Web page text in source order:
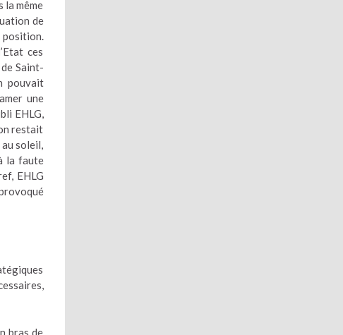
la même
de
position.
ces
Saint-
pouvait
une
EHLG,
restait
soleil,
la faute
EHLG
bras de